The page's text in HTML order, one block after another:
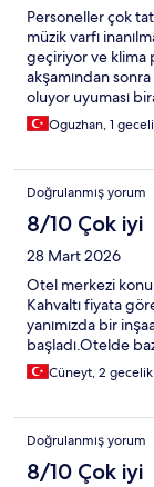
Personeller çok
müzik varfı
geçiriyor ve klima
akşamından
oluyor uyuması
bir deneyim var
restorantdan
Oguzhan, 1
Doğrulanmış yorum
8/10 Çok iyi
28 Mart 2026
Otel merkezi
Kahvaltı fiyata
yanımızda bir
başladı.Otelde
Cüneyt, 2
Doğrulanmış yorum
8/10 Çok iyi